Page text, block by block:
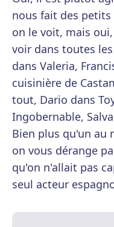
nous fait des
on le voit, mais
voir dans toutes
dans Valeria,
cuisinière de
tout, Dario dans
Ingobernable,
Bien plus qu'un au
on vous dérange
qu'on n'allait pas
seul acteur